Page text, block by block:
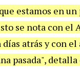
estamos en
se nota con el
atrás y con
pasada",